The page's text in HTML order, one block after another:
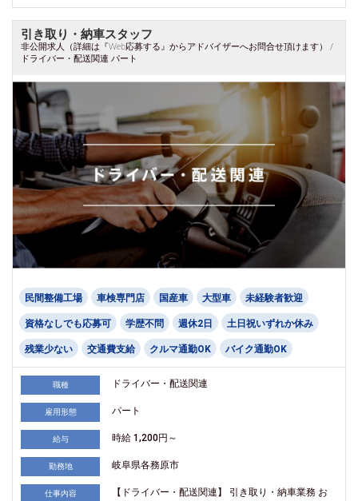
引き取り・納車スタッフ
非公開求人（詳細は『Web応募する』からアドバイザーへお問合せ頂けます） /
ドライバー・配送関連 パート
民間整備工場 車検専門店 国産車 大型車 未経験者歓迎
資格なしでも応募可 学歴不問 週休2日 土日祝いずれか休み
残業少ない 交通費支給 クルマ通勤OK バイク通勤OK
職種 ドライバー・配送関連
雇用形態 パート
給与 時給 1,200円～
勤務地 岐阜県各務原市
仕事内容
【ドライバー・配送関連】 引き取り・納車業務 お